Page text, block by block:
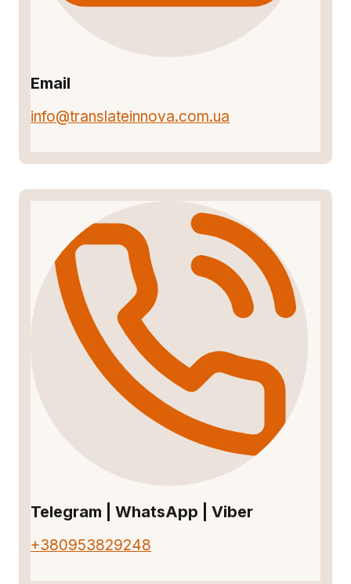
Email
info@translateinnova.com.ua
Telegram | WhatsApp | Viber
+380953829248